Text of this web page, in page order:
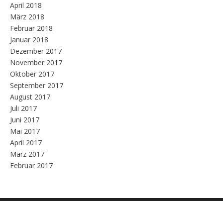
April 2018
März 2018
Februar 2018
Januar 2018
Dezember 2017
November 2017
Oktober 2017
September 2017
August 2017
Juli 2017
Juni 2017
Mai 2017
April 2017
März 2017
Februar 2017